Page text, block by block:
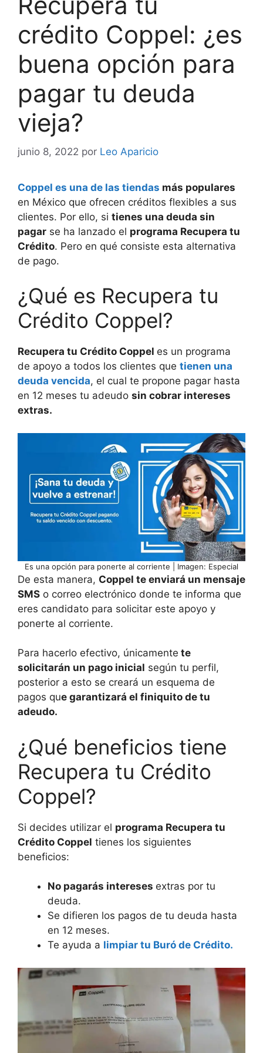
crédito Coppel: ¿es
buena opción para
pagar tu deuda
vieja?
junio 8, 2022 por Leo Aparicio
Coppel es una de las tiendas más populares
en México que ofrecen créditos flexibles a sus
clientes. Por ello, si tienes una deuda sin
pagar se ha lanzado el programa Recupera tu
Crédito. Pero en qué consiste esta alternativa
de pago.
¿Qué es Recupera tu
Crédito Coppel?
Recupera tu Crédito Coppel es un programa
de apoyo a todos los clientes que tienen una
deuda vencida, el cual te propone pagar hasta
en 12 meses tu adeudo sin cobrar intereses
extras.
Es una opción para ponerte al corriente | Imagen: Especial
De esta manera, Coppel te enviará un mensaje
SMS o correo electrónico donde te informa que
eres candidato para solicitar este apoyo y
ponerte al corriente.
Para hacerlo efectivo, únicamente te
solicitarán un pago inicial según tu perfil,
posterior a esto se creará un esquema de
pagos que garantizará el finiquito de tu
adeudo.
¿Qué beneficios tiene
Recupera tu Crédito
Coppel?
Si decides utilizar el programa Recupera tu
Crédito Coppel tienes los siguientes
beneficios:
No pagarás intereses extras por tu
deuda.
Se difieren los pagos de tu deuda hasta
en 12 meses.
Te ayuda a limpiar tu Buró de Crédito.